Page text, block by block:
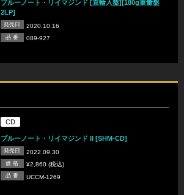
ブルーノート・リイマジンド [直輸入盤][180g重量盤
2LP]
発売日 2020.10.16
品 番 089-927
CD
ブルーノート・リイマジンド II [SHM-CD]
発売日 2022.09.30
価 格 ¥2,860 (税込)
品 番 UCCM-1269